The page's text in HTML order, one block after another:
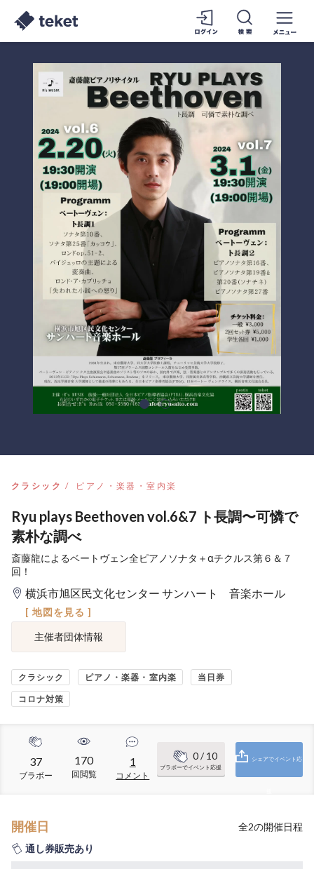
クラシック ピアノ・楽器・室内楽
Ryu plays Beethoven vol.6&7 ト長調〜可憐で
素朴な調べ
斎藤龍によるベートヴェン全ピアノソナタ＋αチクルス第６＆７
回！
横浜市旭区民文化センター サンハート 音楽ホール
[ 地図を見る ]
主催者団体情報
クラシック ピアノ・楽器・室内楽 当日券
コロナ対策
37
ブラボー
170
回閲覧
1
コメント
0/ 10
ブラボーでイベント応援
シェアでイベント応
開催日 全2の開催日程
通し券販売あり